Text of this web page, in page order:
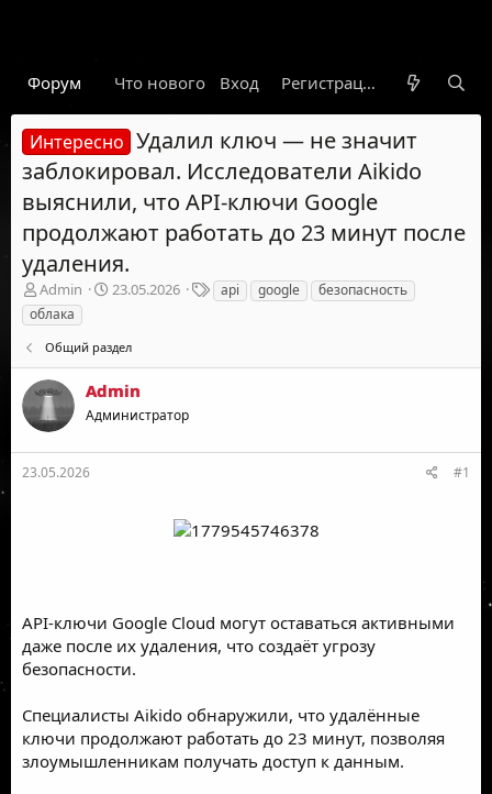
Форум Что нового Гарант Новости
Вход Регистрация
Интересно Удалил ключ — не значит
заблокировал. Исследователи Aikido
выяснили, что API-ключи Google
продолжают работать до 23 минут после
удаления.
А
в
т
о
р
т
е
м
Admin
Д
а
н
а
а
23.05.2026
Т
е
api google
безопасность
облака
Общий раздел
Admin
Администратор
23.05.2026 #1
API-ключи Google Cloud могут оставаться активными
даже после их удаления, что создаёт угрозу
безопасности.
Специалисты Aikido обнаружили, что удалённые
ключи продолжают работать до 23 минут, позволяя
злоумышленникам получать доступ к данным.